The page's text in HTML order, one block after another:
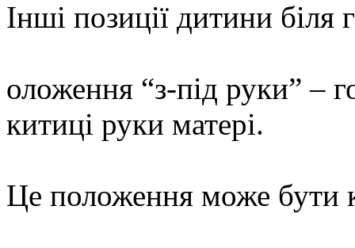
Інші позиції дитини
оложення “з-під руки” –
китиці руки матері.
Це положення може бути